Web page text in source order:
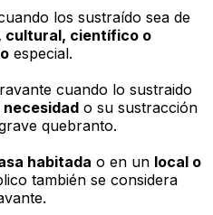
los sustraído sea de
cultural, científico o
especial.
cuando lo sustraido
necesidado su sustracción
quebranto.
habitada o en un local o
también se considera